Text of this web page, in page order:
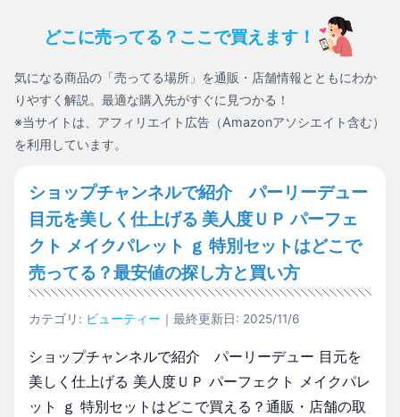
どこに売ってる？ここで買えます！
気になる商品の「売ってる場所」を通販・店舗情報とともにわか
りやすく解説。最適な購入先がすぐに見つかる！
※当サイトは、アフィリエイト広告（Amazonアソシエイト含む）
を利用しています。
ショップチャンネルで紹介 パーリーデュー
目元を美しく仕上げる 美人度ＵＰ パーフェ
クト メイクパレット ｇ 特別セットはどこで
売ってる？最安値の探し方と買い方
カテゴリ: ビューティー ｜最終更新日: 2025/11/6
ショップチャンネルで紹介 パーリーデュー 目元を
美しく仕上げる 美人度ＵＰ パーフェクト メイクパレ
ット ｇ 特別セットはどこで買える？通販・店舗の取